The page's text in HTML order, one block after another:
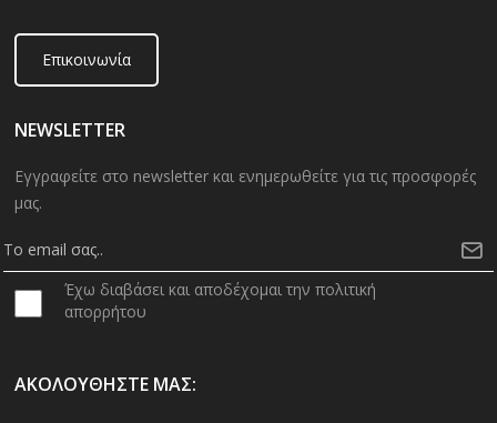
Επικοινωνία
NEWSLETTER
Εγγραφείτε στο newsletter και ενημερωθείτε για τις προσφορές
μας.
Έχω διαβάσει και αποδέχομαι την πολιτική
απορρήτου
ΑΚΟΛΟΥΘΉΣΤΕ ΜΑΣ: